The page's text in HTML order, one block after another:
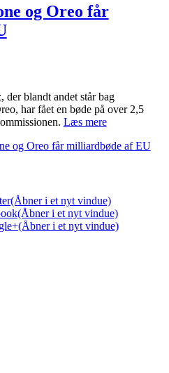
og Oreo får
der blandt andet står bag
har fået en bøde på over 2,5
Læs mere
og Oreo får milliardbøde af EU
i et nyt vindue)
i et nyt vindue)
i et nyt vindue)